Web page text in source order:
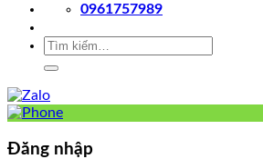
0961757989
Tìm
Đăng nhập